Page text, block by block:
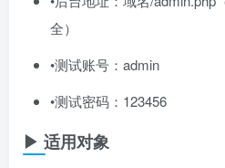
全）
•测试账号：admin
•测试密码：123456
▶ 适用对象